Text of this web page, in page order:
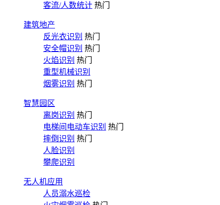
客流/人数统计 热门
建筑地产
反光衣识别 热门
安全帽识别 热门
火焰识别 热门
重型机械识别
烟雾识别 热门
智慧园区
离岗识别 热门
电梯间电动车识别 热门
摔倒识别 热门
人脸识别
攀爬识别
无人机应用
人员溺水巡检